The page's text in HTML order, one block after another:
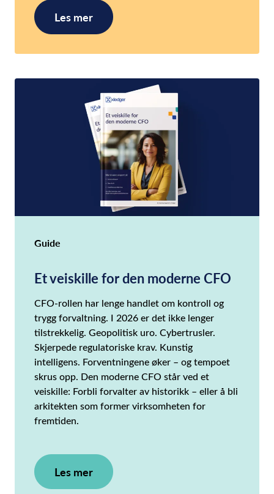
Les mer
Guide
Et veiskille for den moderne CFO
CFO-rollen har lenge handlet om kontroll og
trygg forvaltning. I 2026 er det ikke lenger
tilstrekkelig. Geopolitisk uro. Cybertrusler.
Skjerpede regulatoriske krav. Kunstig
intelligens. Forventningene øker – og tempoet
skrus opp. Den moderne CFO står ved et
veiskille: Forbli forvalter av historikk – eller å bli
arkitekten som former virksomheten for
fremtiden.
Les mer